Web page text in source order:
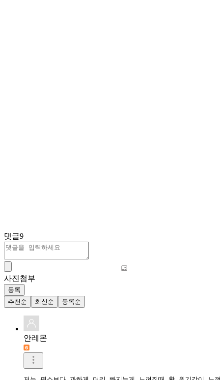
댓글9
사진첨부
등록
추천순
최신순 등록순
안레몬